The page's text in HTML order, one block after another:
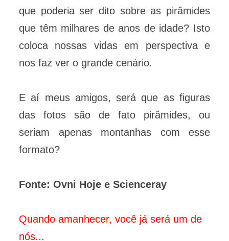
que poderia ser dito sobre as pirâmides
que têm milhares de anos de idade? Isto
coloca nossas vidas em perspectiva e
nos faz ver o grande cenário.
E aí meus amigos, será que as figuras
das fotos são de fato pirâmides, ou
seriam apenas montanhas com esse
formato?
Fonte: Ovni Hoje e Scienceray
Quando amanhecer, você já será um de
nós...